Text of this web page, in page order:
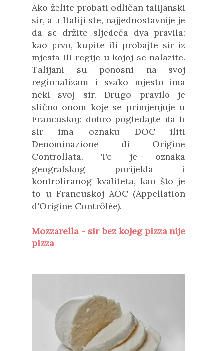
Ako želite probati odličan talijanski
sir, a u Italiji ste, najjednostavnije je
da se držite sljedeća dva pravila:
kao prvo, kupite ili probajte sir iz
mjesta ili regije u kojoj se nalazite.
Talijani su ponosni na svoj
regionalizam i svako mjesto ima
neki svoj sir. Drugo pravilo je
slično onom koje se primjenjuje u
Francuskoj: dobro pogledajte da li
sir ima oznaku DOC iliti
Denominazione di Origine
Controllata. To je oznaka
geografskog porijekla i
kontroliranog kvaliteta, kao što je
to u Francuskoj AOC (Appellation
d'Origine Contrôlée).
Mozzarella - sir bez kojeg pizza nije
pizza